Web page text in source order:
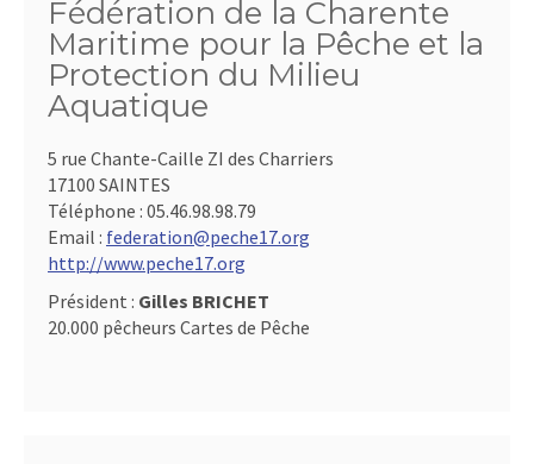
Fédération de la Charente
Maritime pour la Pêche et la
Protection du Milieu
Aquatique
5 rue Chante-Caille ZI des Charriers
17100 SAINTES
Téléphone : 05.46.98.98.79
Email : federation@peche17.org
http://www.peche17.org
Président : Gilles BRICHET
20.000 pêcheurs Cartes de Pêche